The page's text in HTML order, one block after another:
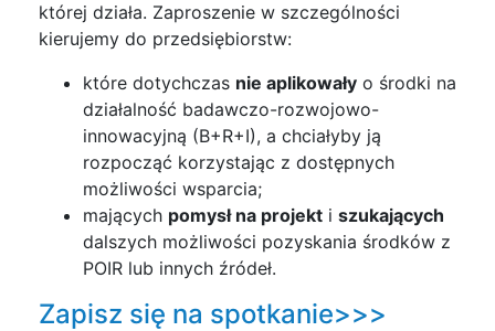
której działa. Zaproszenie w szczególności
kierujemy do przedsiębiorstw:
które dotychczas nie aplikowały o środki na
działalność badawczo-rozwojowo-
innowacyjną (B+R+I), a chciałyby ją
rozpocząć korzystając z dostępnych
możliwości wsparcia;
mających pomysł na projekt i szukających
dalszych możliwości pozyskania środków z
POIR lub innych źródeł.
Zapisz się na spotkanie>>>